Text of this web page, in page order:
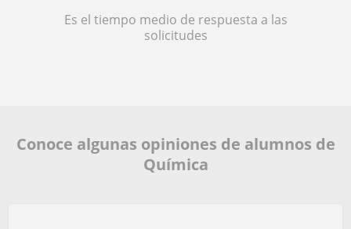
Es el tiempo medio de respuesta a las
solicitudes
Conoce algunas opiniones de alumnos de
Química